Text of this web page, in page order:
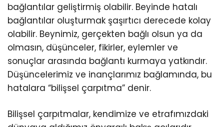
bağlantılar geliştirmiş olabilir. Beyinde hatalı
bağlantılar oluşturmak şaşırtıcı derecede kolay
olabilir. Beynimiz, gerçekten bağlı olsun ya da
olmasın, düşünceler, fikirler, eylemler ve
sonuçlar arasında bağlantı kurmaya yatkındır.
Düşüncelerimiz ve inançlarımız bağlamında, bu
hatalara “bilişsel çarpıtma” denir.
Bilişsel çarpıtmalar, kendimize ve etrafımızdaki